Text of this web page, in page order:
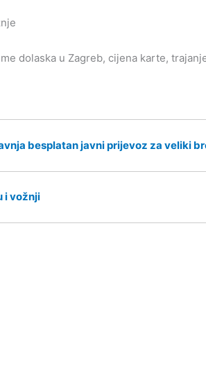
dolaska u Zagreb, cijena karte,
besplatan javni prijevoz za veliki
i vožnji